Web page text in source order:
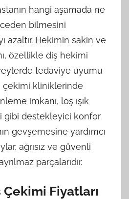
hangi aşamada ne
bilmesini
azaltır. Hekimin sakin ve
özellikle diş hekimi
tedaviye uyumu
çekimi kliniklerinde
imkanı, loş ışık
gibi destekleyici konfor
gevşemesine yardımcı
ağrısız ve güvenli
parçalarıdır.
Fiyatları